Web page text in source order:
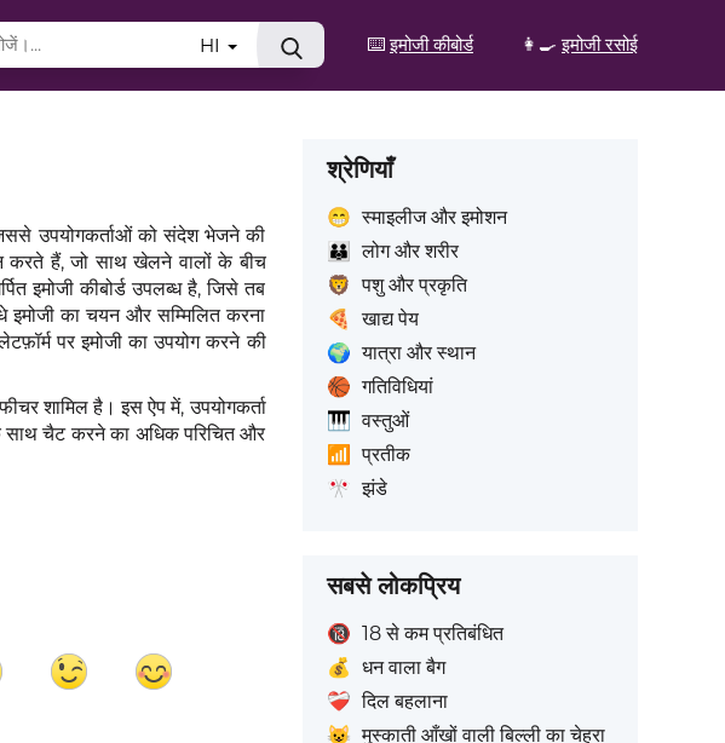
⌨️इमोजी कीबोर्ड 👩‍🍳इमोजी रसोई
HI
उपयोगकर्ताओं को संदेश भेजने की
करते हैं, जो साथ खेलने वालों के बीच
इमोजी कीबोर्ड उपलब्ध है, जिसे तब
का चयन और सम्मिलित करना
पर इमोजी का उपयोग करने की
शामिल है। इस ऐप में, उपयोगकर्ता
साथ चैट करने का अधिक परिचित और
श्रेणियाँ
😁 स्माइलीज और इमोशन
👪
लोग और शरीर
🦁 पशु और प्रकृति
🍕
खाद्य पेय
🌍 यात्रा और स्थान
🏀 गतिविधियां
🎹 वस्तुओं
📶
प्रतीक
🎌 झंडे
सबसे लोकप्रिय
🔞 18 से कम प्रतिबंधित
💰 धन वाला बैग
❤️‍🩹 दिल बहलाना
😺 मुस्काती आँखों वाली बिल्ली का चेहरा